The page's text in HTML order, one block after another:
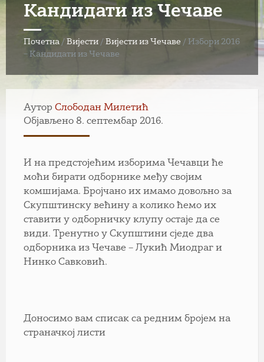
Кандидати из Чечаве
Почетна / Вијести / Вијести из Чечаве / Избори 2016
– Кандидати из Чечаве
Аутор Слободан Милетић
Објављено 8. септембар 2016.
И на предстојећим изборима Чечавци ће
моћи бирати одборнике међу својим
комшијама. Бројчано их имамо довољно за
Скупштинску већину а колико ћемо их
ставити у одборничку клупу остаје да се
види. Тренутно у Скупштини сједе два
одборника из Чечаве – Лукић Миодраг и
Нинко Савковић.
Доносимо вам списак са редним бројем на
страначкој листи